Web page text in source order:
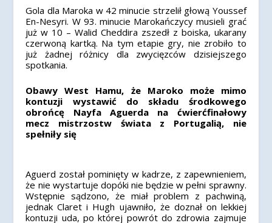
Gola dla Maroka w 42 minucie strzelił głową Youssef
En-Nesyri. W 93. minucie Marokańczycy musieli grać
już w 10 – Walid Cheddira zszedł z boiska, ukarany
czerwoną kartką. Na tym etapie gry, nie zrobiło to
już żadnej różnicy dla zwycięzców dzisiejszego
spotkania.
Obawy West Hamu, że Maroko może mimo
kontuzji wystawić do składu środkowego
obrońcę Nayfa Aguerda na ćwierćfinałowy
mecz mistrzostw świata z Portugalią, nie
spełniły się
Aguerd został pominięty w kadrze, z zapewnieniem,
że nie wystartuje dopóki nie będzie w pełni sprawny.
Wstępnie sądzono, że miał problem z pachwiną,
jednak Claret i Hugh ujawniło, że doznał on lekkiej
kontuzji uda, po której powrót do zdrowia zajmuje